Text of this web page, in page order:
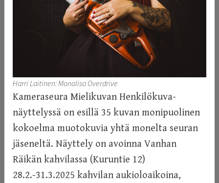
Harri Laitinen: Monalisa Overdrive
Kameraseura Mielikuvan Henkilökuva-
näyttelyssä on esillä 35 kuvan monipuolinen
kokoelma muotokuvia yhtä monelta seuran
jäseneltä. Näyttely on avoinna Vanhan
Räikän kahvilassa (Kuruntie 12)
28.2.-31.3.2025 kahvilan aukioloaikoina,